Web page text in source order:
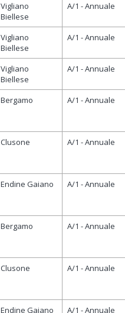
Vigliano
Biellese
A/1 - Annuale
Vigliano
Biellese
A/1 - Annuale
Vigliano
Biellese
A/1 - Annuale
Bergamo A/1 - Annuale
Clusone A/1 - Annuale
Endine Gaiano A/1 - Annuale
Bergamo A/1 - Annuale
Clusone A/1 - Annuale
Endine Gaiano A/1 - Annuale